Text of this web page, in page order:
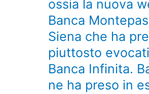
ossia la nuova
Banca
Siena che ha
piuttosto
Banca Infinita.
ne ha preso in